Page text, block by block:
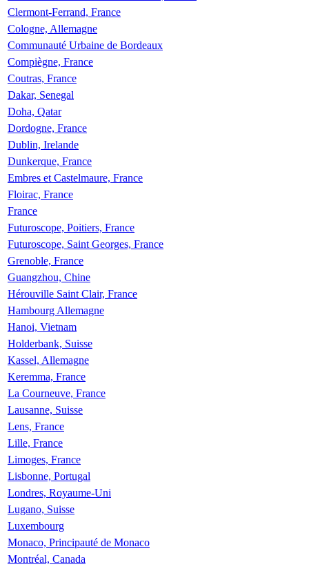
Clermont-Ferrand, France
Cologne, Allemagne
Communauté Urbaine de Bordeaux
Compiègne, France
Coutras, France
Dakar, Senegal
Doha, Qatar
Dordogne, France
Dublin, Irelande
Dunkerque, France
Embres et Castelmaure, France
Floirac, France
France
Futuroscope, Poitiers, France
Futuroscope, Saint Georges, France
Grenoble, France
Guangzhou, Chine
Hérouville Saint Clair, France
Hambourg Allemagne
Hanoi, Vietnam
Holderbank, Suisse
Kassel, Allemagne
Keremma, France
La Courneuve, France
Lausanne, Suisse
Lens, France
Lille, France
Limoges, France
Lisbonne, Portugal
Londres, Royaume-Uni
Lugano, Suisse
Luxembourg
Monaco, Principauté de Monaco
Montréal, Canada